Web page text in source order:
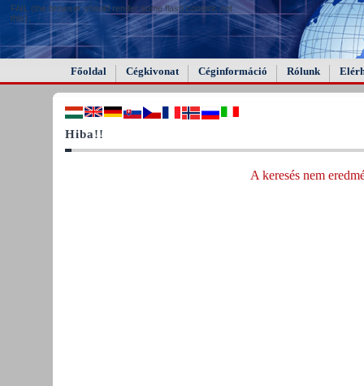
FAIL (the browser should render some flash content, not
this).
Főoldal Cégkivonat Céginformáció Rólunk
Hiba!!
A keresés nem